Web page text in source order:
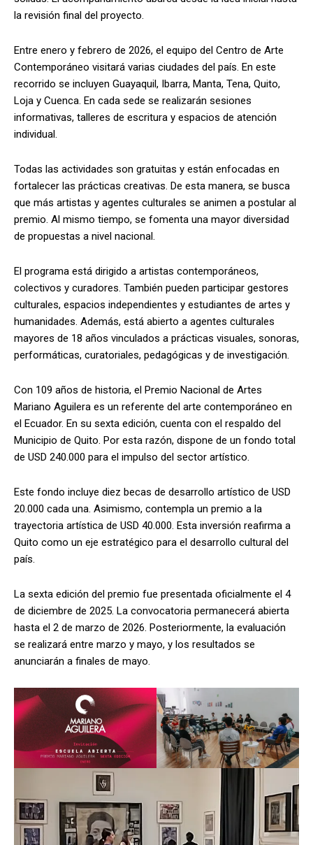
la revisión final del proyecto.
Entre enero y febrero de 2026, el equipo del Centro de Arte
Contemporáneo visitará varias ciudades del país. En este
recorrido se incluyen Guayaquil, Ibarra, Manta, Tena, Quito,
Loja y Cuenca. En cada sede se realizarán sesiones
informativas, talleres de escritura y espacios de atención
individual.
Todas las actividades son gratuitas y están enfocadas en
fortalecer las prácticas creativas. De esta manera, se busca
que más artistas y agentes culturales se animen a postular al
premio. Al mismo tiempo, se fomenta una mayor diversidad
de propuestas a nivel nacional.
El programa está dirigido a artistas contemporáneos,
colectivos y curadores. También pueden participar gestores
culturales, espacios independientes y estudiantes de artes y
humanidades. Además, está abierto a agentes culturales
mayores de 18 años vinculados a prácticas visuales, sonoras,
performáticas, curatoriales, pedagógicas y de investigación.
Con 109 años de historia, el Premio Nacional de Artes
Mariano Aguilera es un referente del arte contemporáneo en
el Ecuador. En su sexta edición, cuenta con el respaldo del
Municipio de Quito. Por esta razón, dispone de un fondo total
de USD 240.000 para el impulso del sector artístico.
Este fondo incluye diez becas de desarrollo artístico de USD
20.000 cada una. Asimismo, contempla un premio a la
trayectoria artística de USD 40.000. Esta inversión reafirma a
Quito como un eje estratégico para el desarrollo cultural del
país.
La sexta edición del premio fue presentada oficialmente el 4
de diciembre de 2025. La convocatoria permanecerá abierta
hasta el 2 de marzo de 2026. Posteriormente, la evaluación
se realizará entre marzo y mayo, y los resultados se
anunciarán a finales de mayo.